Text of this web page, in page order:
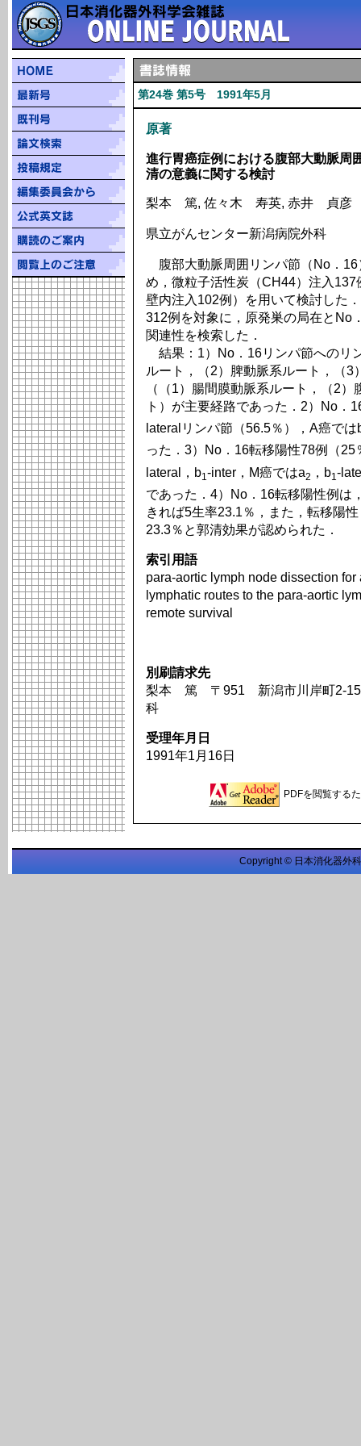
第24巻 第5号 1991年5月
原著
進行胃癌症例における腹部大動脈周
清の意義に関する検討
梨本 篤, 佐々木 寿英, 赤井 貞彦
県立がんセンター新潟病院外科
腹部大動脈周囲リンパ節（No．
め，微粒子活性炭（CH44）注入
壁内注入102例）を用いて検討した
312例を対象に，原発巣の局在とNo
関連性を検索した．
結果：1）No．16リンパ節へのリ
ルート，（2）脾動脈系ルート，（
（（1）腸間膜動脈系ルート，（2
ト）が主要経路であった．2）No．
lateralリンパ節（56.5％），A癌では
った．3）No．16転移陽性78例（
lateral，b1 -inter，M癌ではa2 ，b1 -
であった．4）No．16転移陽性例は
きれば5生率23.1％，また，転移陽
23.3％と郭清効果が認められた．
索引用語
para-aortic lymph node dissection
lymphatic routes to the para-aortic
remote survival
別刷請求先
梨本 篤 〒951 新潟市川岸町2-
科
受理年月日
1991年1月16日
PDFを閲覧する
Copyright © 日本消化器外